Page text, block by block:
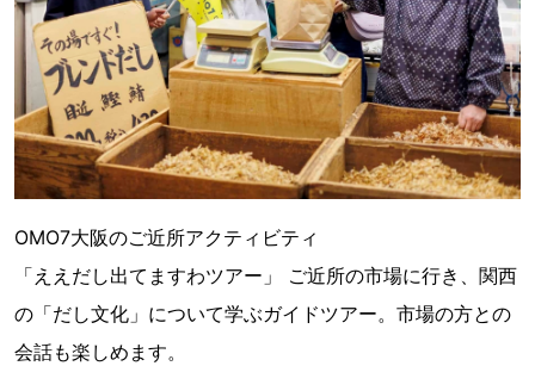
OMO7大阪のご近所アクティビティ
「ええだし出てますわツアー」 ご近所の市場に行き、関西
の「だし文化」について学ぶガイドツアー。市場の方との
会話も楽しめます。